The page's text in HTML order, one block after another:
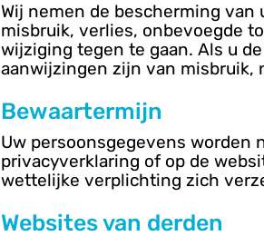
Wij nemen de bescherming
misbruik, verlies, onbevoegde
wijziging tegen te gaan. Als u
aanwijzingen zijn van misbruik,
Bewaartermijn
Uw persoonsgegevens worden
privacyverklaring of op de
wettelijke verplichting zich
Websites van derden